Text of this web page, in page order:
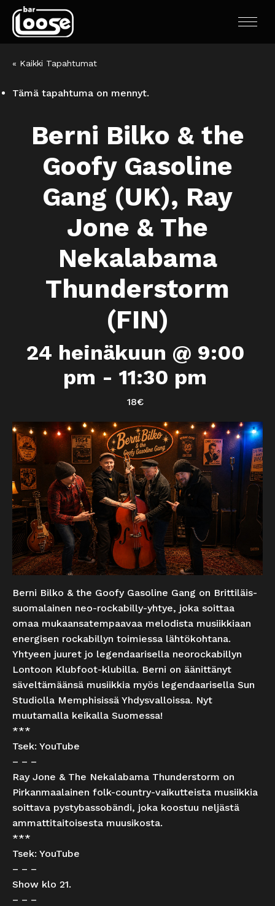
« Kaikki Tapahtumat
Tämä tapahtuma on mennyt.
Berni Bilko & the
Goofy Gasoline
Gang (UK), Ray
Jone & The
Nekalabama
Thunderstorm
(FIN)
24 heinäkuun @ 9:00
pm - 11:30 pm
18€
Berni Bilko & the Goofy Gasoline Gang on Brittiläis-
suomalainen neo-rockabilly-yhtye, joka soittaa
omaa mukaansatempaavaa melodista musiikkiaan
energisen rockabillyn toimiessa lähtökohtana.
Yhtyeen juuret jo legendaarisella neorockabillyn
Lontoon Klubfoot-klubilla. Berni on äänittänyt
säveltämäänsä musiikkia myös legendaarisella Sun
Studiolla Memphisissä Yhdysvalloissa. Nyt
muutamalla keikalla Suomessa!
***
Tsek: YouTube
– – –
Ray Jone & The Nekalabama Thunderstorm on
Pirkanmaalainen folk-country-vaikutteista musiikkia
soittava pystybassobändi, joka koostuu neljästä
ammattitaitoisesta muusikosta.
***
Tsek: YouTube
– – –
Show klo 21.
– – –